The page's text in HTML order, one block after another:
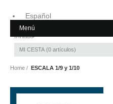
Español
Invitado
MI CESTA 0 artículos
Menú
Home ESCALA 1/9 y 1/10